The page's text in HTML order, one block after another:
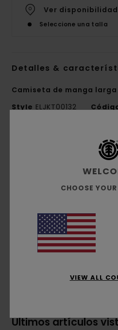
Ver
Seleccione una talla
Detalles &
Camiseta de manga larga
Style ELJKT00132
canalé de 95%
elastano [220 g/m2]
corte crop
Composición [Tejido
Orgánico, 5% elastano
Envíos y Devoluciones
Últimos artículos
CHOOSE
VIEW ALL